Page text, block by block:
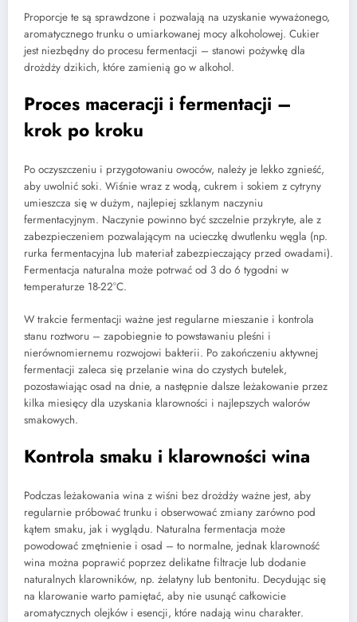
Proporcje te są sprawdzone i pozwalają na uzyskanie wyważonego,
aromatycznego trunku o umiarkowanej mocy alkoholowej. Cukier
jest niezbędny do procesu fermentacji – stanowi pożywkę dla
drożdży dzikich, które zamienią go w alkohol.
Proces maceracji i fermentacji –
krok po kroku
Po oczyszczeniu i przygotowaniu owoców, należy je lekko zgnieść,
aby uwolnić soki. Wiśnie wraz z wodą, cukrem i sokiem z cytryny
umieszcza się w dużym, najlepiej szklanym naczyniu
fermentacyjnym. Naczynie powinno być szczelnie przykryte, ale z
zabezpieczeniem pozwalającym na ucieczkę dwutlenku węgla (np.
rurka fermentacyjna lub materiał zabezpieczający przed owadami).
Fermentacja naturalna może potrwać od 3 do 6 tygodni w
temperaturze 18-22°C.
W trakcie fermentacji ważne jest regularne mieszanie i kontrola
stanu roztworu – zapobiegnie to powstawaniu pleśni i
nierównomiernemu rozwojowi bakterii. Po zakończeniu aktywnej
fermentacji zaleca się przelanie wina do czystych butelek,
pozostawiając osad na dnie, a następnie dalsze leżakowanie przez
kilka miesięcy dla uzyskania klarowności i najlepszych walorów
smakowych.
Kontrola smaku i klarowności wina
Podczas leżakowania wina z wiśni bez drożdży ważne jest, aby
regularnie próbować trunku i obserwować zmiany zarówno pod
kątem smaku, jak i wyglądu. Naturalna fermentacja może
powodować zmętnienie i osad – to normalne, jednak klarowność
wina można poprawić poprzez delikatne filtracje lub dodanie
naturalnych klarowników, np. żelatyny lub bentonitu. Decydując się
na klarowanie warto pamiętać, aby nie usunąć całkowicie
aromatycznych olejków i esencji, które nadają winu charakter.